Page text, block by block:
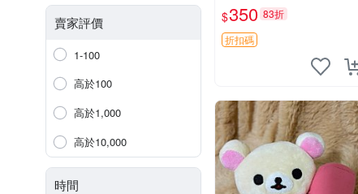
賣家評價
1-100
高於100
高於1,000
高於10,000
時間
藏 母子熊 軟綿綿 包包
$350 83折
折扣碼